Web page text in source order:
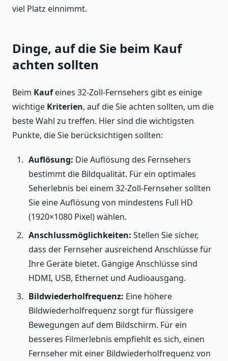
viel Platz einnimmt.
Dinge, auf die Sie beim Kauf
achten sollten
Beim Kaufeines 32-Zoll-Fernsehers gibt es einige
wichtige Kriterien, auf die Sie achten sollten, um die
beste Wahl zu treffen. Hier sind die wichtigsten
Punkte, die Sie berücksichtigen sollten:
Auflösung: Die Auflösung des Fernsehers
bestimmt die Bildqualität. Für ein optimales
Seherlebnis bei einem 32-Zoll-Fernseher sollten
Sie eine Auflösung von mindestens Full HD
(1920×1080 Pixel) wählen.
Anschlussmöglichkeiten: Stellen Sie sicher,
dass der Fernseher ausreichend Anschlüsse für
Ihre Geräte bietet. Gängige Anschlüsse sind
HDMI, USB, Ethernet und Audioausgang.
Bildwiederholfrequenz: Eine höhere
Bildwiederholfrequenz sorgt für flüssigere
Bewegungen auf dem Bildschirm. Für ein
besseres Filmerlebnis empfiehlt es sich, einen
Fernseher mit einer Bildwiederholfrequenz von